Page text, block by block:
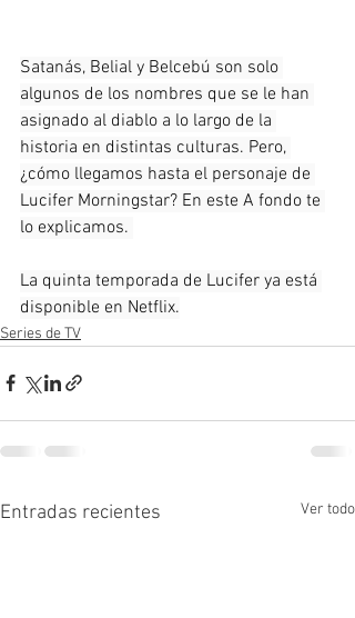
Satanás, Belial y Belcebú son solo
algunos de los nombres que se le han
asignado al diablo a lo largo de la
historia en distintas culturas. Pero,
¿cómo llegamos hasta el personaje de
Lucifer Morningstar? En este A fondo te
lo explicamos.
La quinta temporada de Lucifer ya está
disponible en Netflix.
Series de TV
Entradas recientes Ver todo